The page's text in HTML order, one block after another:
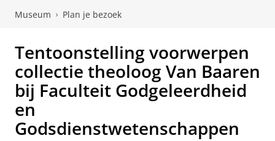
Museum Plan je bezoek
Tentoonstelling voorwerpen
collectie theoloog Van Baaren
bij Faculteit Godgeleerdheid
en
Godsdienstwetenschappen